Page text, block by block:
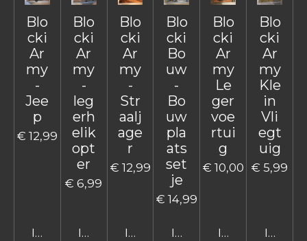
Blo
cki
Ar
my
-
Jee
p
€ 12,99
In winkelwagen
Blo
cki
Ar
my
-
leg
erh
elik
opt
er
€ 6,99
In winkelwagen
Blo
cki
Ar
my
-
Str
aalj
age
r
€ 12,99
In winkelwagen
Blo
cki
Bo
uw
-
Bo
uw
pla
ats
set
je
€ 14,99
In winkelwagen
Blo
cki
Ar
my
Le
ger
voe
rtui
g
€ 10,00
In
Blo
cki
Ar
my
Kle
in
Vli
egt
uig
€ 5,99
In